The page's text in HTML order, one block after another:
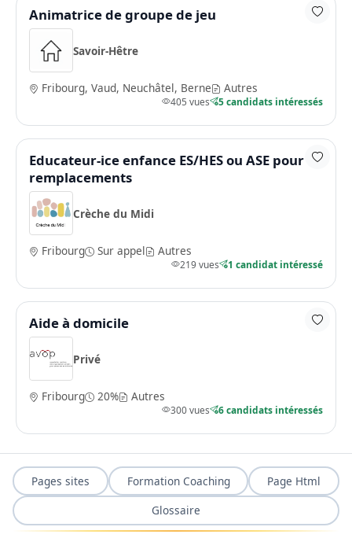
Animatrice de groupe de jeu
Savoir-Hêtre
Fribourg, Vaud, Neuchâtel, Berne Autres
405 vues 5 candidats intéressés
Educateur-ice enfance ES/HES ou ASE pour
remplacements
Crèche du Midi
Fribourg Sur appel Autres
219 vues 1 candidat intéressé
Aide à domicile
Privé
Fribourg 20% Autres
300 vues 6 candidats intéressés
Pages sites Formation Coaching
Page Html
Glossaire